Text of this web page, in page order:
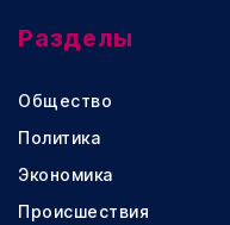
Разделы
Общество
Политика
Экономика
Происшествия